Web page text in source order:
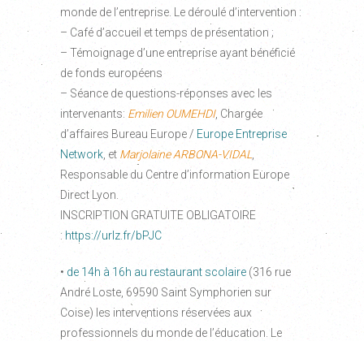
monde de l’entreprise. Le déroulé d’intervention :
– Café d’accueil et temps de présentation ;
– Témoignage d’une entreprise ayant bénéficié
de fonds européens
– Séance de questions-réponses avec les
intervenants: Emilien OUMEHDI, Chargée
d’affaires Bureau Europe / Europe Entreprise
Network, et Marjolaine ARBONA-VIDAL,
Responsable du Centre d’information Europe
Direct Lyon.
INSCRIPTION GRATUITE OBLIGATOIRE
: https://urlz.fr/bPJC
• de 14h à 16h au restaurant scolaire (316 rue
André Loste, 69590 Saint Symphorien sur
Coise) les interventions réservées aux
professionnels du monde de l’éducation. Le